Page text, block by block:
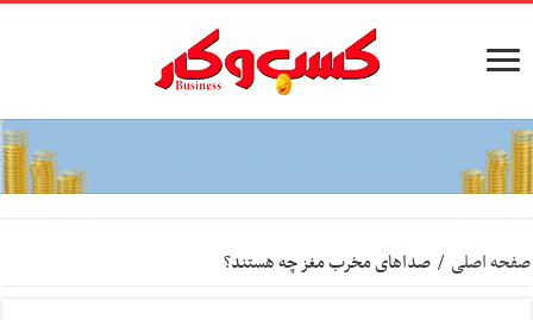
صفحه اصلی / ‏صداهای مخرب مغز چه هستند؟